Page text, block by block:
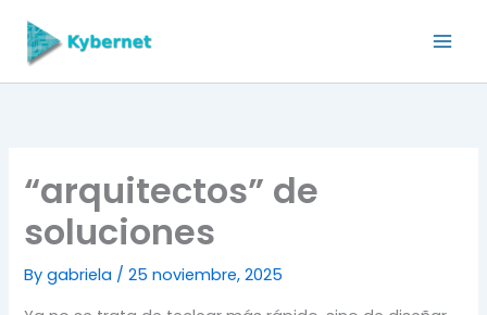
content
“arquitectos” de
soluciones
Bygabriela /25 noviembre, 2025